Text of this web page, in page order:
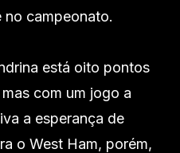
campeonato.
está oito pontos
com um jogo a
a esperança de
o West Ham, porém,